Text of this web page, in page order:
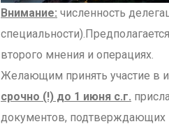
Внимание: численность
второго мнения и операциях.
Желающим принять участие в
срочно (!) до 1 июня с.г.
документов, подтверждающих